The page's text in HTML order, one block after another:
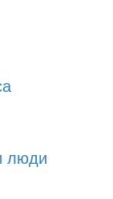
люди